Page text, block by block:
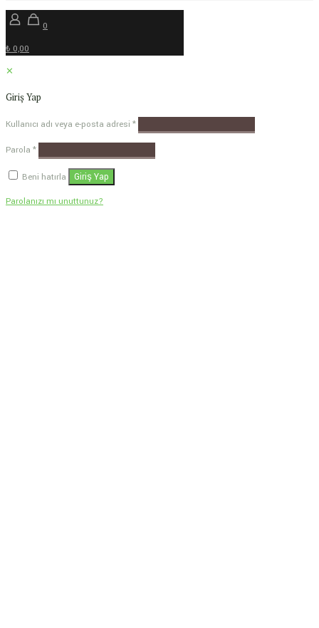
0
₺ 0,00
✕
Giriş Yap
Kullanıcı adı veya e-posta adresi *
Parola *
Beni hatırla Giriş Yap
Parolanızı mı unuttunuz?